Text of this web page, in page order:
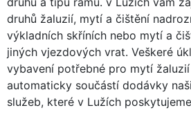
druhů žaluzií, mytí a čištění
výkladních skříních nebo mytí a
jiných vjezdových vrat. Veškeré
vybavení potřebné pro mytí
automaticky součástí dodávky
služeb, které v Lužích